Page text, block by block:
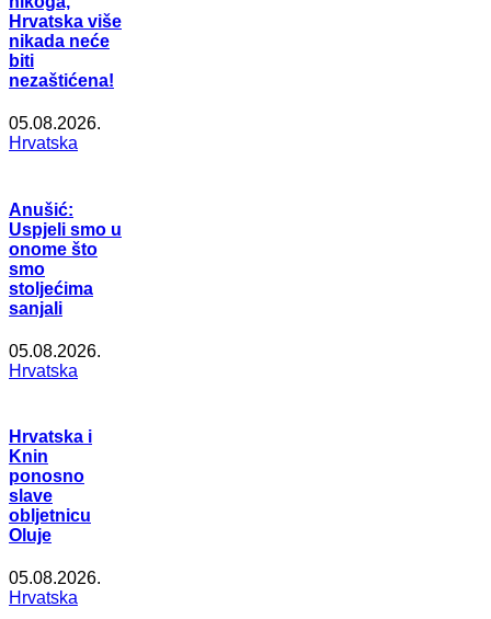
Hrvatska više
nikada neće
biti
nezaštićena!
05.08.2026.
Hrvatska
Anušić:
Uspjeli smo u
onome što
smo
stoljećima
sanjali
05.08.2026.
Hrvatska
Hrvatska i
Knin
ponosno
slave
obljetnicu
Oluje
05.08.2026.
Hrvatska